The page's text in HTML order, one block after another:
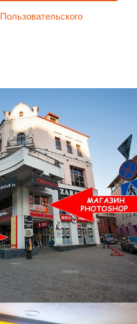
Пользовательского